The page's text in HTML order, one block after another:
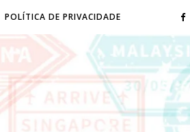
POLÍTICA DE PRIVACIDADE